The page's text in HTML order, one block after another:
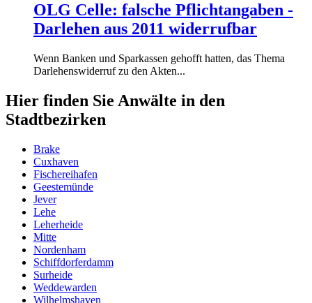
OLG Celle: falsche Pflichtangaben -
Darlehen aus 2011 widerrufbar
Wenn Banken und Sparkassen gehofft hatten, das Thema
Darlehenswiderruf zu den Akten...
Hier finden Sie Anwälte in den
Stadtbezirken
Brake
Cuxhaven
Fischereihafen
Geestemünde
Jever
Lehe
Leherheide
Mitte
Nordenham
Schiffdorferdamm
Surheide
Weddewarden
Wilhelmshaven